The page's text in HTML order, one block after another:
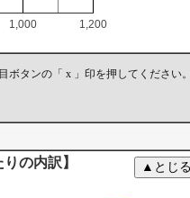
1,000 1,200
タンの「 x 」印を押してください。
の内訳】